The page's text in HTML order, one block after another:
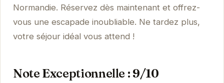
Normandie. Réservez dès maintenant et offrez-
vous une escapade inoubliable. Ne tardez plus,
votre séjour idéal vous attend !
Note Exceptionnelle : 9/10